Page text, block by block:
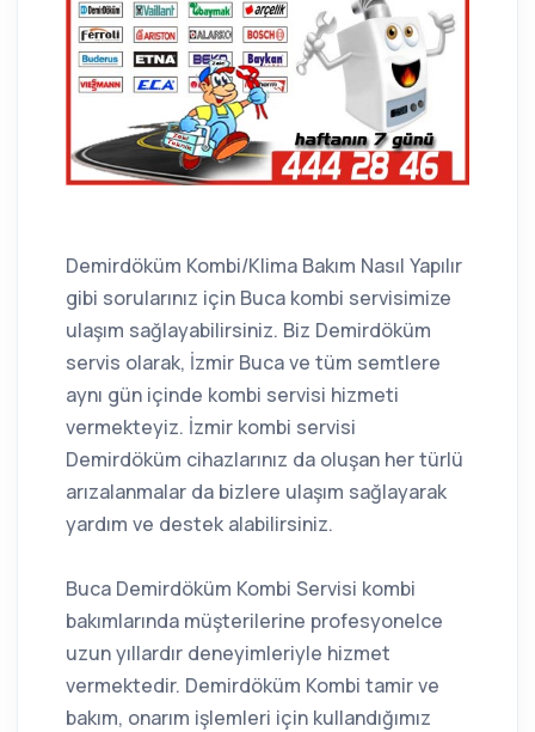
Demirdöküm Kombi/Klima Bakım Nasıl Yapılır
gibi sorularınız için Buca kombi servisimize
ulaşım sağlayabilirsiniz. Biz Demirdöküm
servis olarak, İzmir Buca ve tüm semtlere
aynı gün içinde kombi servisi hizmeti
vermekteyiz. İzmir kombi servisi
Demirdöküm cihazlarınız da oluşan her türlü
arızalanmalar da bizlere ulaşım sağlayarak
yardım ve destek alabilirsiniz.
Buca Demirdöküm Kombi Servisi kombi
bakımlarında müşterilerine profesyonelce
uzun yıllardır deneyimleriyle hizmet
vermektedir. Demirdöküm Kombi tamir ve
bakım, onarım işlemleri için kullandığımız